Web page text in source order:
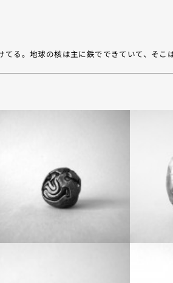
る。地球の核は主に鉄でできていて、そこ